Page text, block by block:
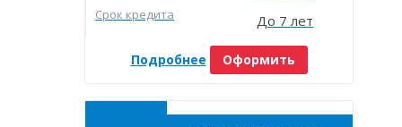
Срок кредита До 7 лет
Подробнее Оформить